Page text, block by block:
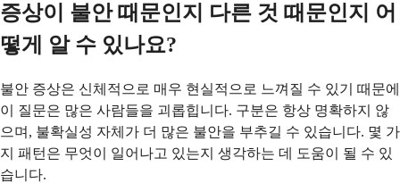
증상이 불안 때문인지 다른 것 때문인지 어
떻게 알 수 있나요?
불안 증상은 신체적으로 매우 현실적으로 느껴질 수 있기 때문에
이 질문은 많은 사람들을 괴롭힙니다. 구분은 항상 명확하지 않
으며, 불확실성 자체가 더 많은 불안을 부추길 수 있습니다. 몇 가
지 패턴은 무엇이 일어나고 있는지 생각하는 데 도움이 될 수 있
습니다.